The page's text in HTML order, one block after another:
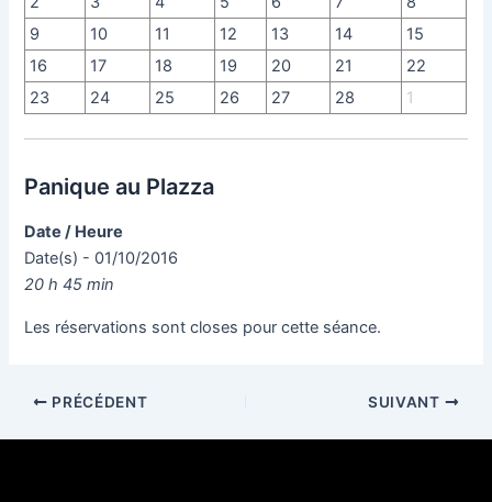
9
10 11 12 13 14
15
16
17 18 19 20 21
22
23
24 25 26 27 28 1
Panique au Plazza
Date / Heure
Date(s) - 01/10/2016
20 h 45 min
Les réservations sont closes pour cette séance.
PRÉCÉDENT SUIVANT